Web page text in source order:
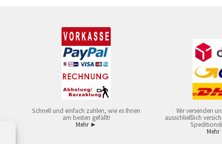
Schnell und einfach zahlen, wie es Ihnen
am besten gefällt!
Mehr ►
Wir versenden
ausschließlich